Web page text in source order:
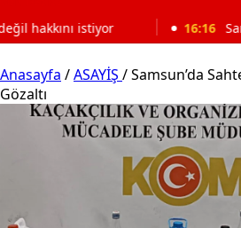
16:16 Samsun'da
Anasayfa /ASAYİŞ /Samsun’da
Gözaltı